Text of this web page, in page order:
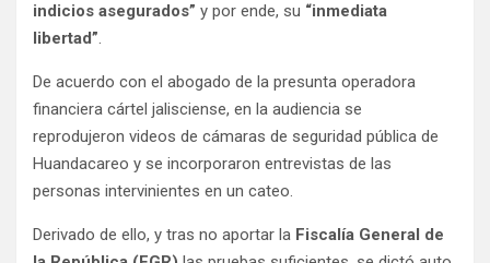
indicios asegurados” y por ende, su “inmediata
libertad”.
De acuerdo con el abogado de la presunta operadora
financiera cártel jalisciense, en la audiencia se
reprodujeron videos de cámaras de seguridad pública de
Huandacareo y se incorporaron entrevistas de las
personas intervinientes en un cateo.
Derivado de ello, y tras no aportar la Fiscalía General de